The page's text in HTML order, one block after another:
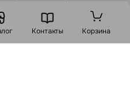
Контакты Корзина